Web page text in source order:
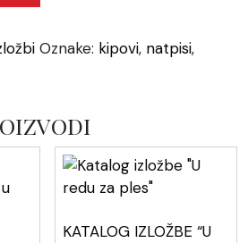
Oznake: kipovi, natpisi,
KATALOG IZLOŽBE “U